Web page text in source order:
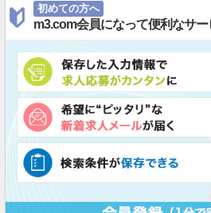
初めての方へ
m3.com会員になって便利なサー